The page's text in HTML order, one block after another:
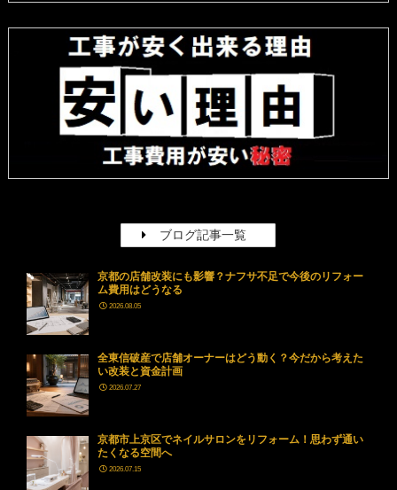
ブログ記事一覧
京都の店舗改装にも影響？ナフサ不足で今後のリフォー
ム費用はどうなる
2026.08.05
全東信破産で店舗オーナーはどう動く？今だから考えた
い改装と資金計画
2026.07.27
京都市上京区でネイルサロンをリフォーム！思わず通い
たくなる空間へ
2026.07.15